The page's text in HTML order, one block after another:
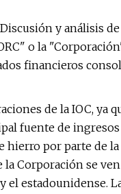
y análisis
o la
financieros
de la IOC, ya
fuente de
por parte de la
Corporación se
el estadounidense.